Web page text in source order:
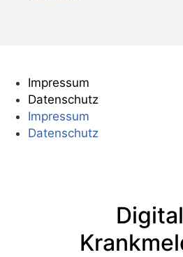
Impressum
Datenschutz
Impressum
Datenschutz